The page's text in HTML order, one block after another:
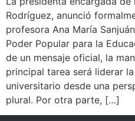
Rodríguez, anunció
profesora Ana María
Poder Popular para la
de un mensaje oficial, la
principal tarea será liderar
universitario desde una
plural. Por otra parte, […]